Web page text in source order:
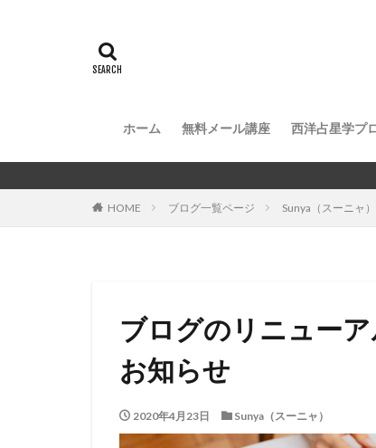
ホーム 無料メール講座 西洋占星学プ
西洋占星学
西洋占星学
HOME ブログ一覧ページ Sunya（スーニャ）
ブログのリニュー
お知らせ
2020年4月23日 Sunya（スーニャ）